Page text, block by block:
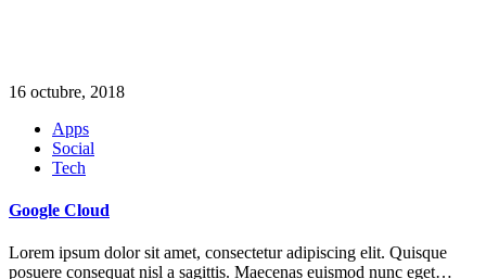
16 octubre, 2018
Apps
Social
Tech
Google Cloud
Lorem ipsum dolor sit amet, consectetur adipiscing elit. Quisque
posuere consequat nisl a sagittis. Maecenas euismod nunc eget…